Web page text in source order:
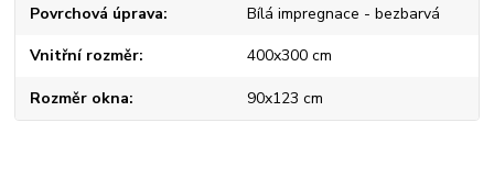
Povrchová úprava Bílá impregnace - bezbarvá
Vnitřní rozměr 400x300 cm
Rozměr okna 90x123 cm